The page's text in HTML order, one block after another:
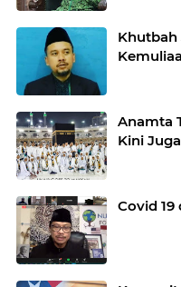
Anamta
Kini
Covid 19